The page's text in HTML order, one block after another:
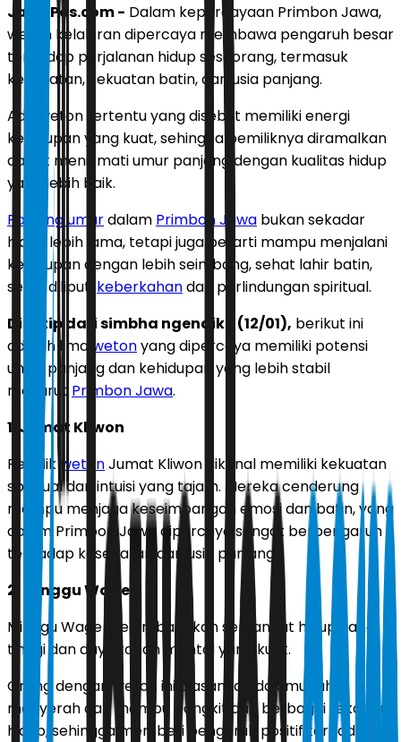
JawaPos.com - Dalam kepercayaan Primbon Jawa,
weton kelahiran dipercaya membawa pengaruh besar
terhadap perjalanan hidup seseorang, termasuk
kesehatan, kekuatan batin, dan usia panjang.
Ada weton tertentu yang disebut memiliki energi
kehidupan yang kuat, sehingga pemiliknya diramalkan
dapat menikmati umur panjang dengan kualitas hidup
yang lebih baik.
Panjang umurdalam Primbon Jawa bukan sekadar
hidup lebih lama, tetapi juga berarti mampu menjalani
kehidupan dengan lebih seimbang, sehat lahir batin,
serta diliputi keberkahandan perlindungan spiritual.
Dikutip dari simbha ngendiko (12/01), berikut ini
adalah lima wetonyang dipercaya memiliki potensi
umur panjang dan kehidupan yang lebih stabil
menurut Primbon Jawa.
1. Jumat Kliwon
PemilikwetonJumat Kliwon dikenal memiliki kekuatan
spiritual dan intuisi yang tajam. Mereka cenderung
mampu menjaga keseimbangan emosi dan batin, yang
dalam Primbon Jawa dipercaya sangat berpengaruh
terhadap kesehatan dan usia panjang.
2. Minggu Wage
Minggu Wage melambangkan semangat hidup yang
tinggi dan daya tahan mental yang kuat.
Orang dengan weton ini biasanya tidak mudah
menyerah dan mampu bangkit dari berbagai tekanan
hidup, sehingga memberi pengaruh positif terhadap